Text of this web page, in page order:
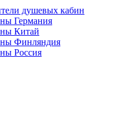
душевых кабин
Германия
Китай
Финляндия
Россия